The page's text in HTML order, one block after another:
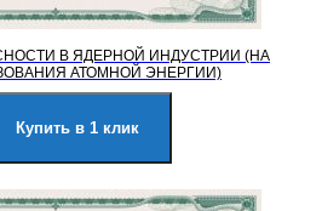
В ЯДЕРНОЙ ИНДУСТРИИ (НА
АТОМНОЙ ЭНЕРГИИ)
Купить в 1 клик